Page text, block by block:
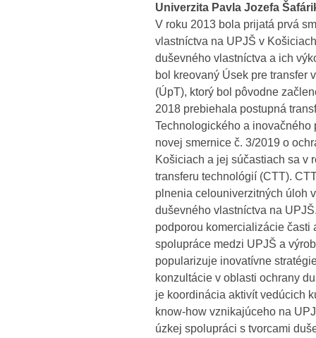
Univerzita Pavla Jozefa
V roku 2013 bola prijatá prvá
vlastníctva na UPJŠ v
duševného vlastníctva a ich
bol kreovaný Úsek pre transfer
(ÚpT), ktorý bol pôvodne
2018 prebiehala postupná
Technologického a
novej smernice č. 3/2019 o
Košiciach a jej súčastiach sa v
transferu technológií (CTT).
plnenia celouniverzitných úloh
duševného vlastníctva na
podporou komercializácie časti
spolupráce medzi UPJŠ a
popularizuje inovatívne
konzultácie v oblasti ochrany
je koordinácia aktivít vedúcich
know-how vznikajúceho na
úzkej spolupráci s tvorcami